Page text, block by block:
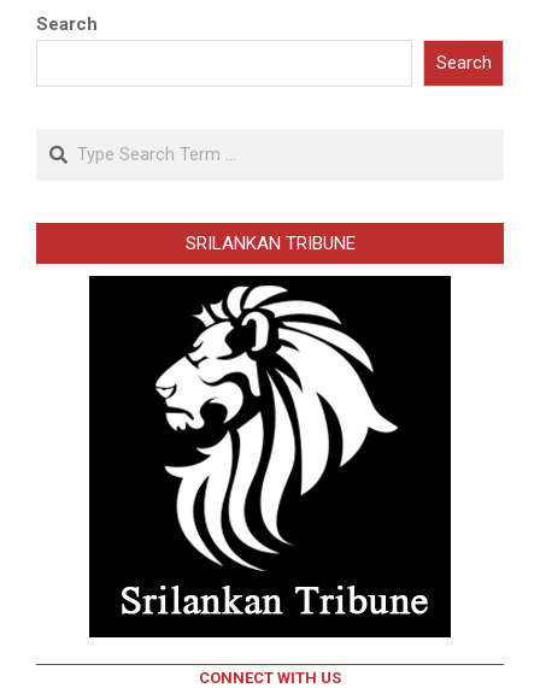
Search
Search
Search
SRILANKAN TRIBUNE
CONNECT WITH US